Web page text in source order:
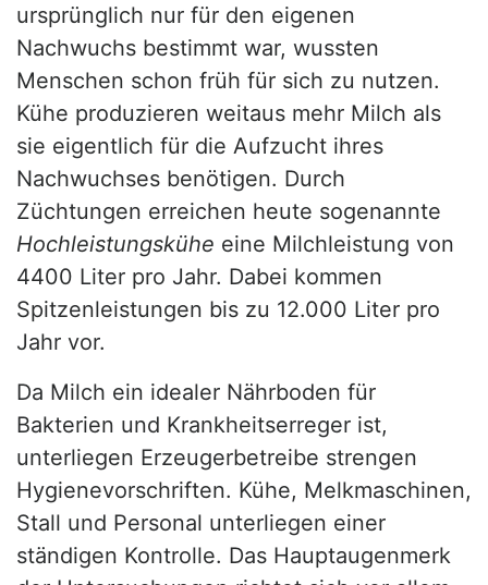
ursprünglich nur für den eigenen
Nachwuchs bestimmt war, wussten
Menschen schon früh für sich zu nutzen.
Kühe produzieren weitaus mehr Milch als
sie eigentlich für die Aufzucht ihres
Nachwuchses benötigen. Durch
Züchtungen erreichen heute sogenannte
Hochleistungskühe eine Milchleistung von
4400 Liter pro Jahr. Dabei kommen
Spitzenleistungen bis zu 12.000 Liter pro
Jahr vor.
Da Milch ein idealer Nährboden für
Bakterien und Krankheitserreger ist,
unterliegen Erzeugerbetreibe strengen
Hygienevorschriften. Kühe, Melkmaschinen,
Stall und Personal unterliegen einer
ständigen Kontrolle. Das Hauptaugenmerk